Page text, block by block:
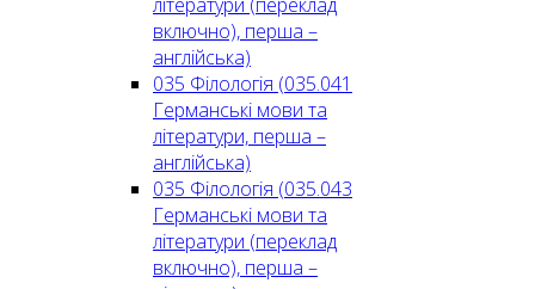
включно), перша –
англійська)
035 Філологія (035.041
Германські мови та
літератури, перша –
англійська)
035 Філологія (035.043
Германські мови та
літератури (переклад
включно), перша –